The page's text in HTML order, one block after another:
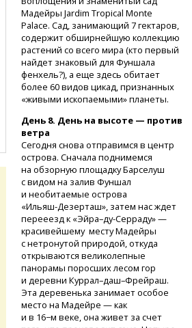
Мадейры Jardim Tropical Monte
Palace. Сад, занимающий 7 гектаров,
содержит обширнейшую коллекцию
растений со всего мира (кто первый
найдет знаковый для Фуншала
фенхель?), а еще здесь обитает
более 60 видов цикад, признанных
«живыми ископаемыми» планеты.
День 8. День на высоте — против
ветра
Сегодня снова отправимся в центр
острова. Сначала поднимемся
на обзорную площадку Барселуш
с видом на залив Фуншал
и необитаемые острова
«Ильяш-Дезерташ»,затем нас ждет
перееездк «Эйра–ду-Серраду»—
красивейшему месту Мадейры
с нетронутой природой, откуда
открываются великолепные
панорамы поросших лесом гор
и деревни Куррал–даш–Фрейраш.
Эта деревенька занимает особое
место на Мадейре — как
и в 16−м веке, она живет за счет